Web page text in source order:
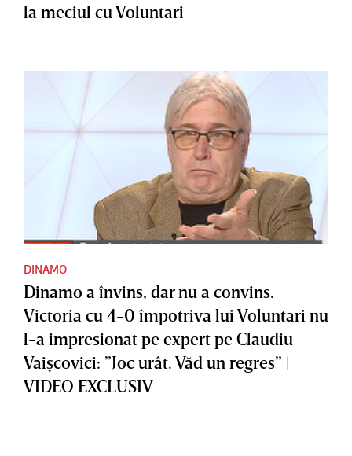
la meciul cu Voluntari
DINAMO
Dinamo a învins, dar nu a convins.
Victoria cu 4-0 împotriva lui Voluntari nu
l-a impresionat pe expert pe Claudiu
Vaişcovici: ”Joc urât. Văd un regres” |
VIDEO EXCLUSIV